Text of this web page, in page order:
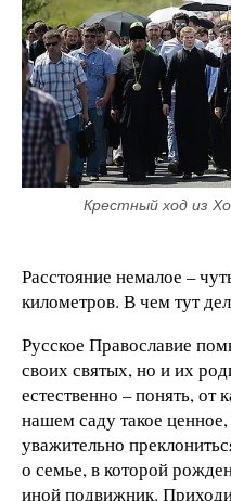
Крестный ход из
Расстояние немалое –
километров. В чем тут
Русское Православие
своих святых, но и их
естественно – понять, от
нашем саду такое
уважительно
о семье, в которой
иной подвижник.